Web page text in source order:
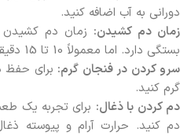
دورانی به آب اضافه کنید.
زمان دم کشیدن: زمان دم کشیدن
بستگی دارد. اما معمولاً 10 تا 15 دقیقه زمان کافی است.
سرو کردن در فنجان گرم: برای حفظ
گرم کنید.
دم کردن با ذغال: برای تجربه یک
دم کنید. حرارت آرام و پیوسته